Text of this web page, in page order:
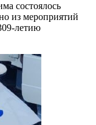
состоялось
из мероприятий
летию